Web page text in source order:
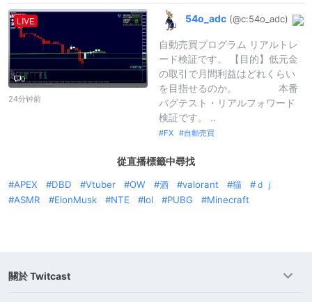
LIVE
0
24分钟前
54o_ adc (@c:54o_ adc)
自動売買プログラム リアルトレ
ード検証です。 【目的】低元金
の取引で月間利益はどれくらい
を目指せるのか。 本番
バグテスト・リアルフォワード
検証です。 ..
FX 自動売買
從直播標籤中尋找
APEX DBD Vtuber OW 酒 valorant 猫
ｄｊ
ASMR
ElonMusk NTE lol PUBG Minecraft
關於 Twitcast